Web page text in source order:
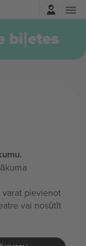
biļetes
pievienot
vai nosūtīt